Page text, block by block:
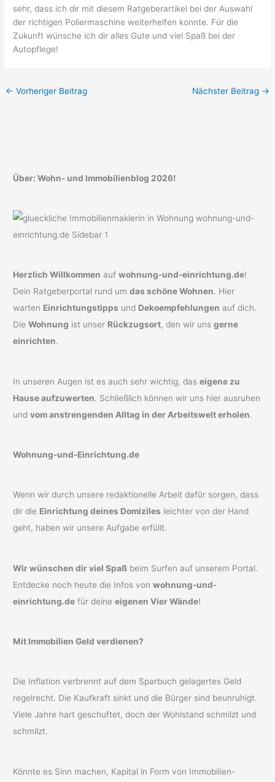
sehr, dass ich dir mit diesem Ratgeberartikel bei der Auswahl
der richtigen Poliermaschine weiterhelfen konnte. Für die
Zukunft wünsche ich dir alles Gute und viel Spaß bei der
Autopflege!
← Vorheriger Beitrag Nächster Beitrag →
Über: Wohn- und Immobilienblog 2026!
Herzlich Willkommen aufwohnung-und-einrichtung.de!
Dein Ratgeberportal rund umdas schöne Wohnen. Hier
warten Einrichtungstipps und Dekoempfehlungen auf dich.
DieWohnung ist unser Rückzugsort, den wir unsgerne
einrichten.
In unseren Augen ist es auch sehr wichtig, daseigene zu
Hause aufzuwerten. Schließlich können wir uns hier ausruhen
undvom anstrengenden Alltag in der Arbeitswelt erholen.
Wohnung-und-Einrichtung.de
Wenn wir durch unsere redaktionelle Arbeit dafür sorgen, dass
dir die Einrichtung deines Domiziles leichter von der Hand
geht, haben wir unsere Aufgabe erfüllt.
Wir wünschen dir viel Spaß beim Surfen auf unserem Portal.
Entdecke noch heute die Infos vonwohnung-und-
einrichtung.de für deineeigenen Vier Wände!
Mit Immobilien Geld verdienen?
Die Inflation verbrennt auf dem Sparbuch gelagertes Geld
regelrecht. Die Kaufkraft sinkt und die Bürger sind beunruhigt.
Viele Jahre hart geschuftet, doch der Wohlstand schmilzt und
schmilzt.
Könnte es Sinn machen, Kapital in Form von Immobilien-